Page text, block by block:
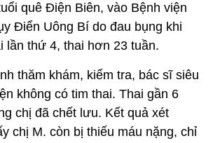
quê Điện Biên, vào Bệnh viện
Điển Uông Bí do đau bụng khi
lần thứ 4, thai hơn 23 tuần.
thăm khám, kiểm tra, bác sĩ siêu
không có tim thai. Thai gần 6
chị đã chết lưu. Kết quả xét
chị M. còn bị thiếu máu nặng, chỉ